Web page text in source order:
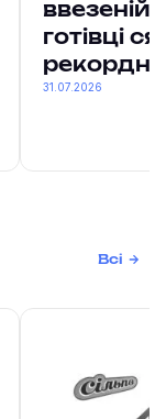
готівці
31.07.2026
Всі